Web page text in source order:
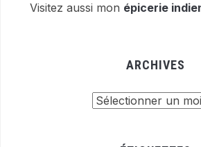
Visitez aussi mon épicerie
ARCHIVES